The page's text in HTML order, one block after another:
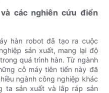
các nghiên cứu điển
hàn robot đã tạo ra cuộc
sản xuất, mang lại độ
quá trình hàn. Từ ngành
cỗ máy tiên tiến này đã
ngành công nghiệp khác
ta sản xuất và lắp ráp sản